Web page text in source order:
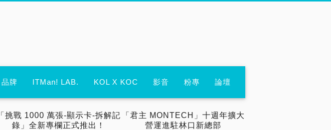
品牌 ITMan! LAB. KOL X KOC 影音 粉專 論壇
「挑戰 1000 萬張-顯示卡-拆解記
錄」全新專欄正式推出！
「君主 MONTECH」十週年擴大
營運進駐林口新總部